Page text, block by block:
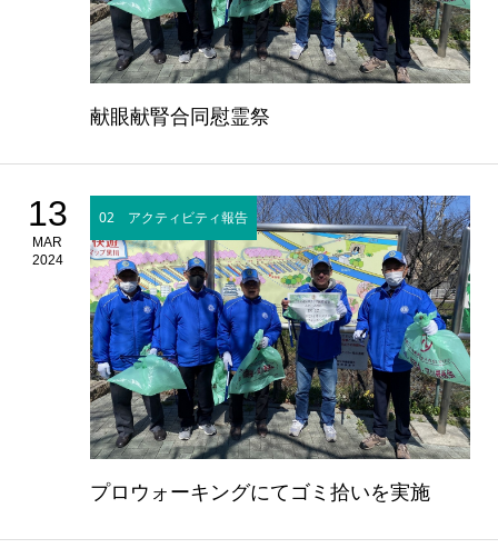
献眼献腎合同慰霊祭
13
MAR
2024
02 アクティビティ報告
プロウォーキングにてゴミ拾いを実施